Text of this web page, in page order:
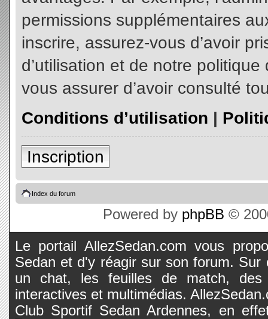
permissions supplémentaires
inscrire, assurez-vous d’avoir
d’utilisation et de notre
vous assurer d’avoir consulté
Conditions d’utilisation |
Inscription
Index du forum
Powered by phpBB ©
Le portail AllezSedan.com vous
Sedan et d'y réagir sur son forum.
un chat, les feuilles de match, des
interactives et multimédias.
Club Sportif Sedan Ardennes, en